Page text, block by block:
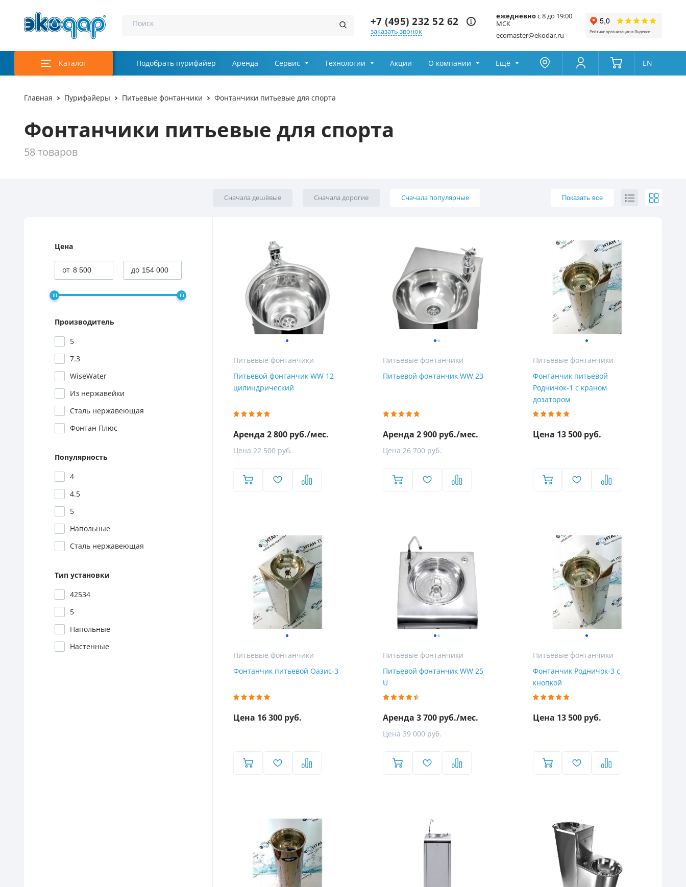
Поиск +7 (495) 232 52 62
Заказ звонка
Выберите причину обращения
Я принимаю условия
передачи информации
Фирменные магазины
заказать звонок
ежедневнос 8 до 19:00
МСК
ecomaster@ekodar.ru
Каталог Подобрать пурифайер Аренда Сервис Технологии Акции О компании Ещё EN
Главная Пурифайеры Питьевые фонтанчики Фонтанчики питьевые для спорта
Фонтанчики питьевые для спорта
58 товаров
Сначала популярные
Сначала дорогие
Сначала дешёвые Показать все
Цена
Производитель
5
7.3
WiseWater
Из нержавейки
Сталь нержавеющая
Фонтан Плюс
Популярность
4
4.5
5
Напольные
Сталь нержавеющая
Тип установки
42534
5
Напольные
Настенные
Питьевые фонтанчики
Питьевой фонтанчик WW 12
цилиндрический
Аренда 2 800 руб./мес.
Цена 22 500 руб.
Питьевые фонтанчики
Питьевой фонтанчик WW 23
Аренда 2 900 руб./мес.
Цена 26 700 руб.
Питьевые фонтанчики
Фонтанчик питьевой
Родничок-1 с краном
дозатором
Цена 13 500 руб.
Питьевые фонтанчики
Фонтанчик питьевой Оазис-3
Цена 16 300 руб.
Питьевые фонтанчики
Питьевой фонтанчик WW 25
U
Аренда 3 700 руб./мес.
Цена 39 000 руб.
Питьевые фонтанчики
Фонтанчик Родничок-3 с
кнопкой
Цена 13 500 руб.